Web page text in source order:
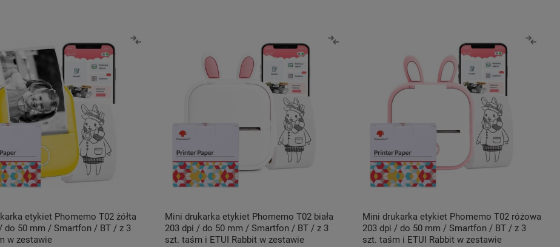
etykiet Phomemo T02 żółta
do 50 mm / Smartfon / BT / z 3
w zestawie
Mini drukarka etykiet Phomemo T02 biała
203 dpi / do 50 mm / Smartfon / BT / z 3
szt. taśm i ETUI Rabbit w zestawie
Mini drukarka etykiet Phomemo T02 różowa
203 dpi / do 50 mm / Smartfon / BT / z 3
szt. taśm i ETUI Rabbit w zestawie